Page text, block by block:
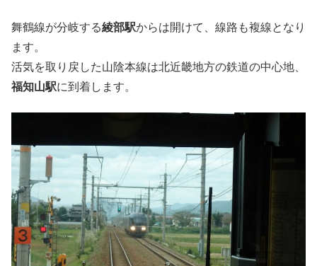
舞鶴線が分岐する綾部駅からは開けて、線路も複線となり
ます。
活気を取り戻した山陰本線は北近畿地方の鉄道の中心地、
福知山駅に到着します。